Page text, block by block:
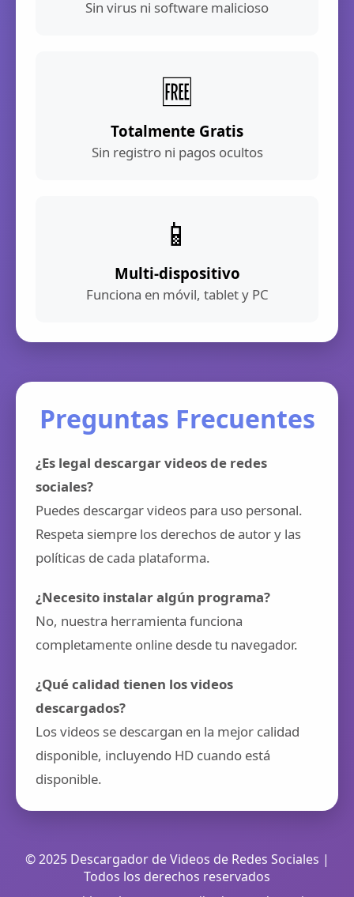
Sin virus ni software malicioso
🆓
Totalmente Gratis
Sin registro ni pagos ocultos
📱
Multi-dispositivo
Funciona en móvil, tablet y PC
Preguntas Frecuentes
¿Es legal descargar videos de redes
sociales?
Puedes descargar videos para uso personal.
Respeta siempre los derechos de autor y las
políticas de cada plataforma.
¿Necesito instalar algún programa?
No, nuestra herramienta funciona
completamente online desde tu navegador.
¿Qué calidad tienen los videos
descargados?
Los videos se descargan en la mejor calidad
disponible, incluyendo HD cuando está
disponible.
© 2025 Descargador de Videos de Redes Sociales |
Todos los derechos reservados